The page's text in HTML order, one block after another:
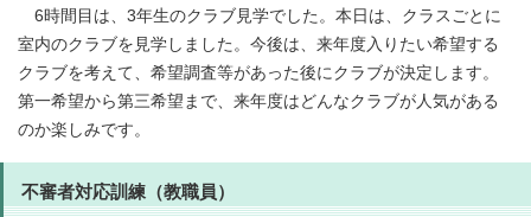
6時間目は、3年生のクラブ見学でした。本日は、クラスごとに
室内のクラブを見学しました。今後は、来年度入りたい希望する
クラブを考えて、希望調査等があった後にクラブが決定します。
第一希望から第三希望まで、来年度はどんなクラブが人気がある
のか楽しみです。
不審者対応訓練（教職員）